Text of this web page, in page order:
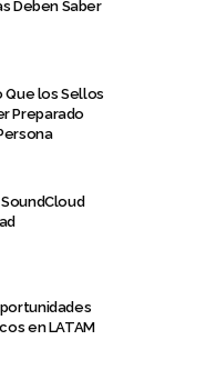
Deben Saber
Que los Sellos
Preparado
en LATAM